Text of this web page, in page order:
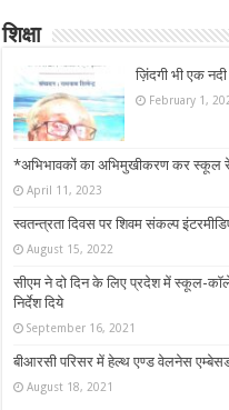
शिक्षा
ज़िंदगी भी एक
February 1,
*अभिभावकों का अभिमुखीकरण कर स्कूल
April 11, 2023
स्वतन्त्रता दिवस पर शिवम संकल्प
August 15, 2022
सीएम ने दो दिन के लिए प्रदेश में स्कूल-
निर्देश दिये
September 16, 2021
बीआरसी परिसर में हेल्थ एण्ड वेलनेस
August 18, 2021